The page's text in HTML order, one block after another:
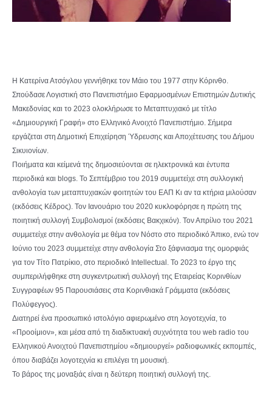
Η Κατερίνα Ατσόγλου γεννήθηκε τον Μάιο του 1977 στην Κόρινθο.
Σπούδασε Λογιστική στο Πανεπιστήμιο Εφαρμοσμένων Επιστημών Δυτικής
Μακεδονίας και το 2023 ολοκλήρωσε το Μεταπτυχιακό με τίτλο
«Δημιουργική Γραφή» στο Ελληνικό Ανοιχτό Πανεπιστήμιο. Σήμερα
εργάζεται στη Δημοτική Επιχείρηση Ύδρευσης και Αποχέτευσης του Δήμου
Σικυιονίων.
Ποιήματα και κείμενά της δημοσιεύονται σε ηλεκτρονικά και έντυπα
περιοδικά και blogs. Το Σεπτέμβριο του 2019 συμμετείχε στη συλλογική
ανθολογία των μεταπτυχιακών φοιτητών του ΕΑΠ Κι αν τα κτήρια μιλούσαν
(εκδόσεις Κέδρος). Τον Ιανουάριο του 2020 κυκλοφόρησε η πρώτη της
ποιητική συλλογή Συμβολισμοί (εκδόσεις Βακχικόν). Τον Απρίλιο του 2021
συμμετείχε στην ανθολογία με θέμα τον Νόστο στο περιοδικό Άπικο, ενώ τον
Ιούνιο του 2023 συμμετείχε στην ανθολογία Στο ξάφνιασμα της ομορφιάς
για τον Τίτο Πατρίκιο, στο περιοδικό Intellectual. Το 2023 το έργο της
συμπεριλήφθηκε στη συγκεντρωτική συλλογή της Εταιρείας Κορινθίων
Συγγραφέων 95 Παρουσιάσεις στα Κορινθιακά Γράμματα (εκδόσεις
Πολύφεγγος).
Διατηρεί ένα προσωπικό ιστολόγιο αφιερωμένο στη λογοτεχνία, το
«Προοίμιον», και μέσα από τη διαδικτυακή συχνότητα του web radio του
Ελληνικού Ανοιχτού Πανεπιστημίου «δημιουργεί» ραδιοφωνικές εκπομπές,
όπου διαβάζει λογοτεχνία κι επιλέγει τη μουσική.
Το βάρος της μοναξιάς είναι η δεύτερη ποιητική συλλογή της.